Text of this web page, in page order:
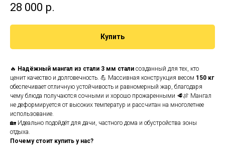
28 000 р.
Купить
🔥 Надёжный мангал из стали 3 мм стали созданный для тех, кто
ценит качество и долговечность. 💪 Массивная конструкция весом 150 кг
обеспечивает отличную устойчивость и равномерный жар, благодаря
чему блюда получаются сочными и хорошо прожаренными 🥩🍖 Мангал
не деформируется от высоких температур и рассчитан на многолетнее
использование.
🏡 Идеально подойдёт для дачи, частного дома и обустройства зоны
отдыха.
Почему стоит купить у нас?